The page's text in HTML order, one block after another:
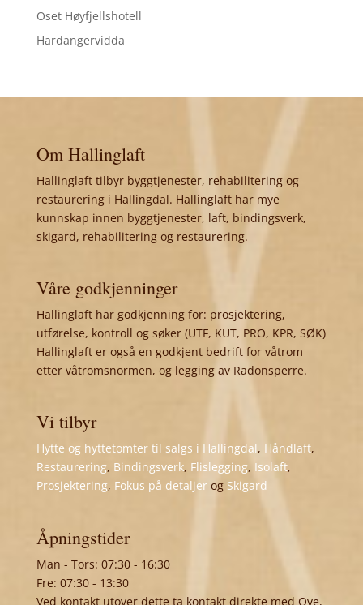
Oset Høyfjellshotell
Hardangervidda
Om Hallinglaft
Hallinglaft tilbyr byggtjenester, rehabilitering og
restaurering i Hallingdal. Hallinglaft har mye
kunnskap innen byggtjenester, laft, bindingsverk,
skigard, rehabilitering og restaurering.
Våre godkjenninger
Hallinglaft har godkjenning for: prosjektering,
utførelse, kontroll og søker (UTF, KUT, PRO, KPR, SØK)
Hallinglaft er også en godkjent bedrift for våtrom
etter våtromsnormen, og legging av Radonsperre.
Vi tilbyr
Hytte og hyttetomter til salgs i Hallingdal, Håndlaft,
Restaurering, Bindingsverk, Flislegging, Isolaft,
Prosjektering, Fokus på detaljerog Skigard
Åpningstider
Man - Tors: 07:30 - 16:30
Fre: 07:30 - 13:30
Ved kontakt utover dette ta kontakt direkte med Ove,